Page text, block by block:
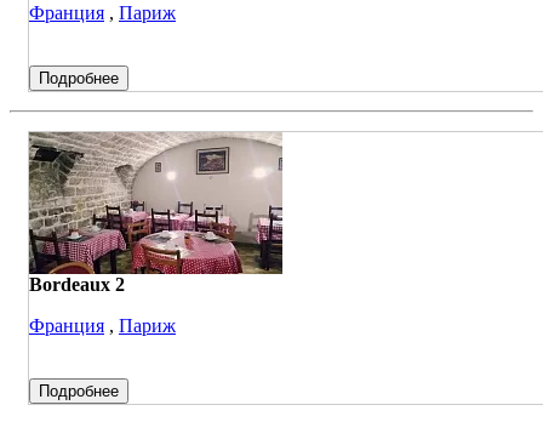
Франция , Париж
Подробнее
Bordeaux 2
Франция , Париж
Подробнее